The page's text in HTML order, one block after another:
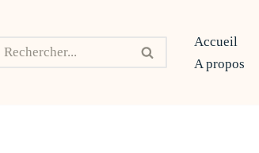
Accueil
A propos